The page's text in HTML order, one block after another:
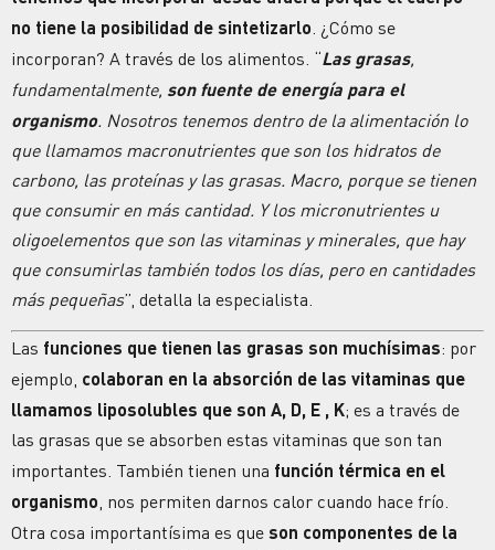
no tiene la posibilidad de sintetizarlo . ¿Cómo se
incorporan? A través de los alimentos. “Las grasas,
fundamentalmente, son fuente de energía para el
organismo. Nosotros tenemos dentro de la alimentación lo
que llamamos macronutrientes que son los hidratos de
carbono, las proteínas y las grasas. Macro, porque se tienen
que consumir en más cantidad. Y los micronutrientes u
oligoelementos que son las vitaminas y minerales, que hay
que consumirlas también todos los días, pero en cantidades
más pequeñas”, detalla la especialista.
Las funciones que tienen las grasas son muchísimas: por
ejemplo, colaboran en la absorción de las vitaminas que
llamamos liposolubles que son A, D, E , K; es a través de
las grasas que se absorben estas vitaminas que son tan
importantes. También tienen una función térmica en el
organismo , nos permiten darnos calor cuando hace frío.
Otra cosa importantísima es que son componentes de la